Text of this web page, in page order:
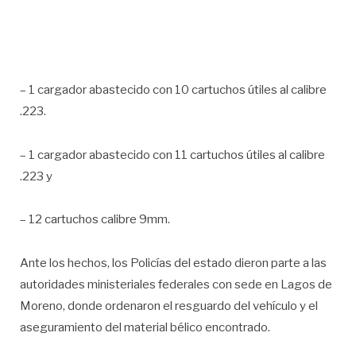
– 1 cargador abastecido con 10 cartuchos útiles al calibre
.223.
– 1 cargador abastecido con 11 cartuchos útiles al calibre
.223 y
– 12 cartuchos calibre 9mm.
Ante los hechos, los Policías del estado dieron parte a las
autoridades ministeriales federales con sede en Lagos de
Moreno, donde ordenaron el resguardo del vehículo y el
aseguramiento del material bélico encontrado.